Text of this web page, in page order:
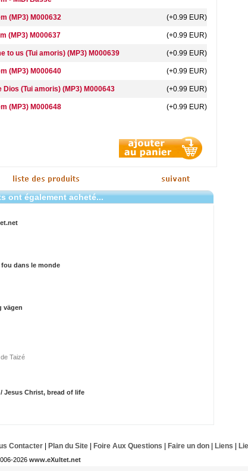
(MP3) M000632 (+0.99 EUR)
(MP3) M000637 (+0.99 EUR)
to us (Tui amoris) (MP3) M000639 (+0.99 EUR)
(MP3) M000640 (+0.99 EUR)
Dios (Tui amoris) (MP3) M000643 (+0.99 EUR)
(MP3) M000648 (+0.99 EUR)
ont également acheté...
dans le monde
vägen
Taizé
Jesus Christ, bread of life
Contacter| Plan du Site| Foire Aux Questions Faire un don| Liens
2026 www.eXultet.net